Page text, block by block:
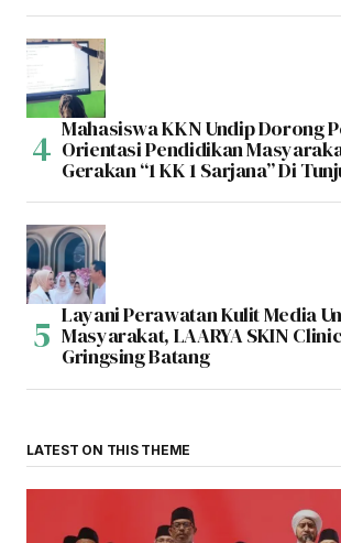
Mahasiswa KKN Undip Dorong
Orientasi Pendidikan
Gerakan “1 KK 1 Sarjana” Di
Layani Perawatan Kulit Media
Masyarakat, LAARYA SKIN
Gringsing Batang
LATEST ON THIS THEME